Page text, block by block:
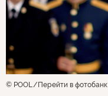
© POOL Перейти в фотобанк